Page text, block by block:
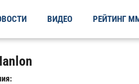
ВИДЕО РЕЙТИНГ